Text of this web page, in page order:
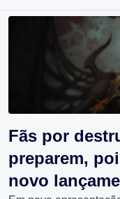
Fãs por
preparem,
novo